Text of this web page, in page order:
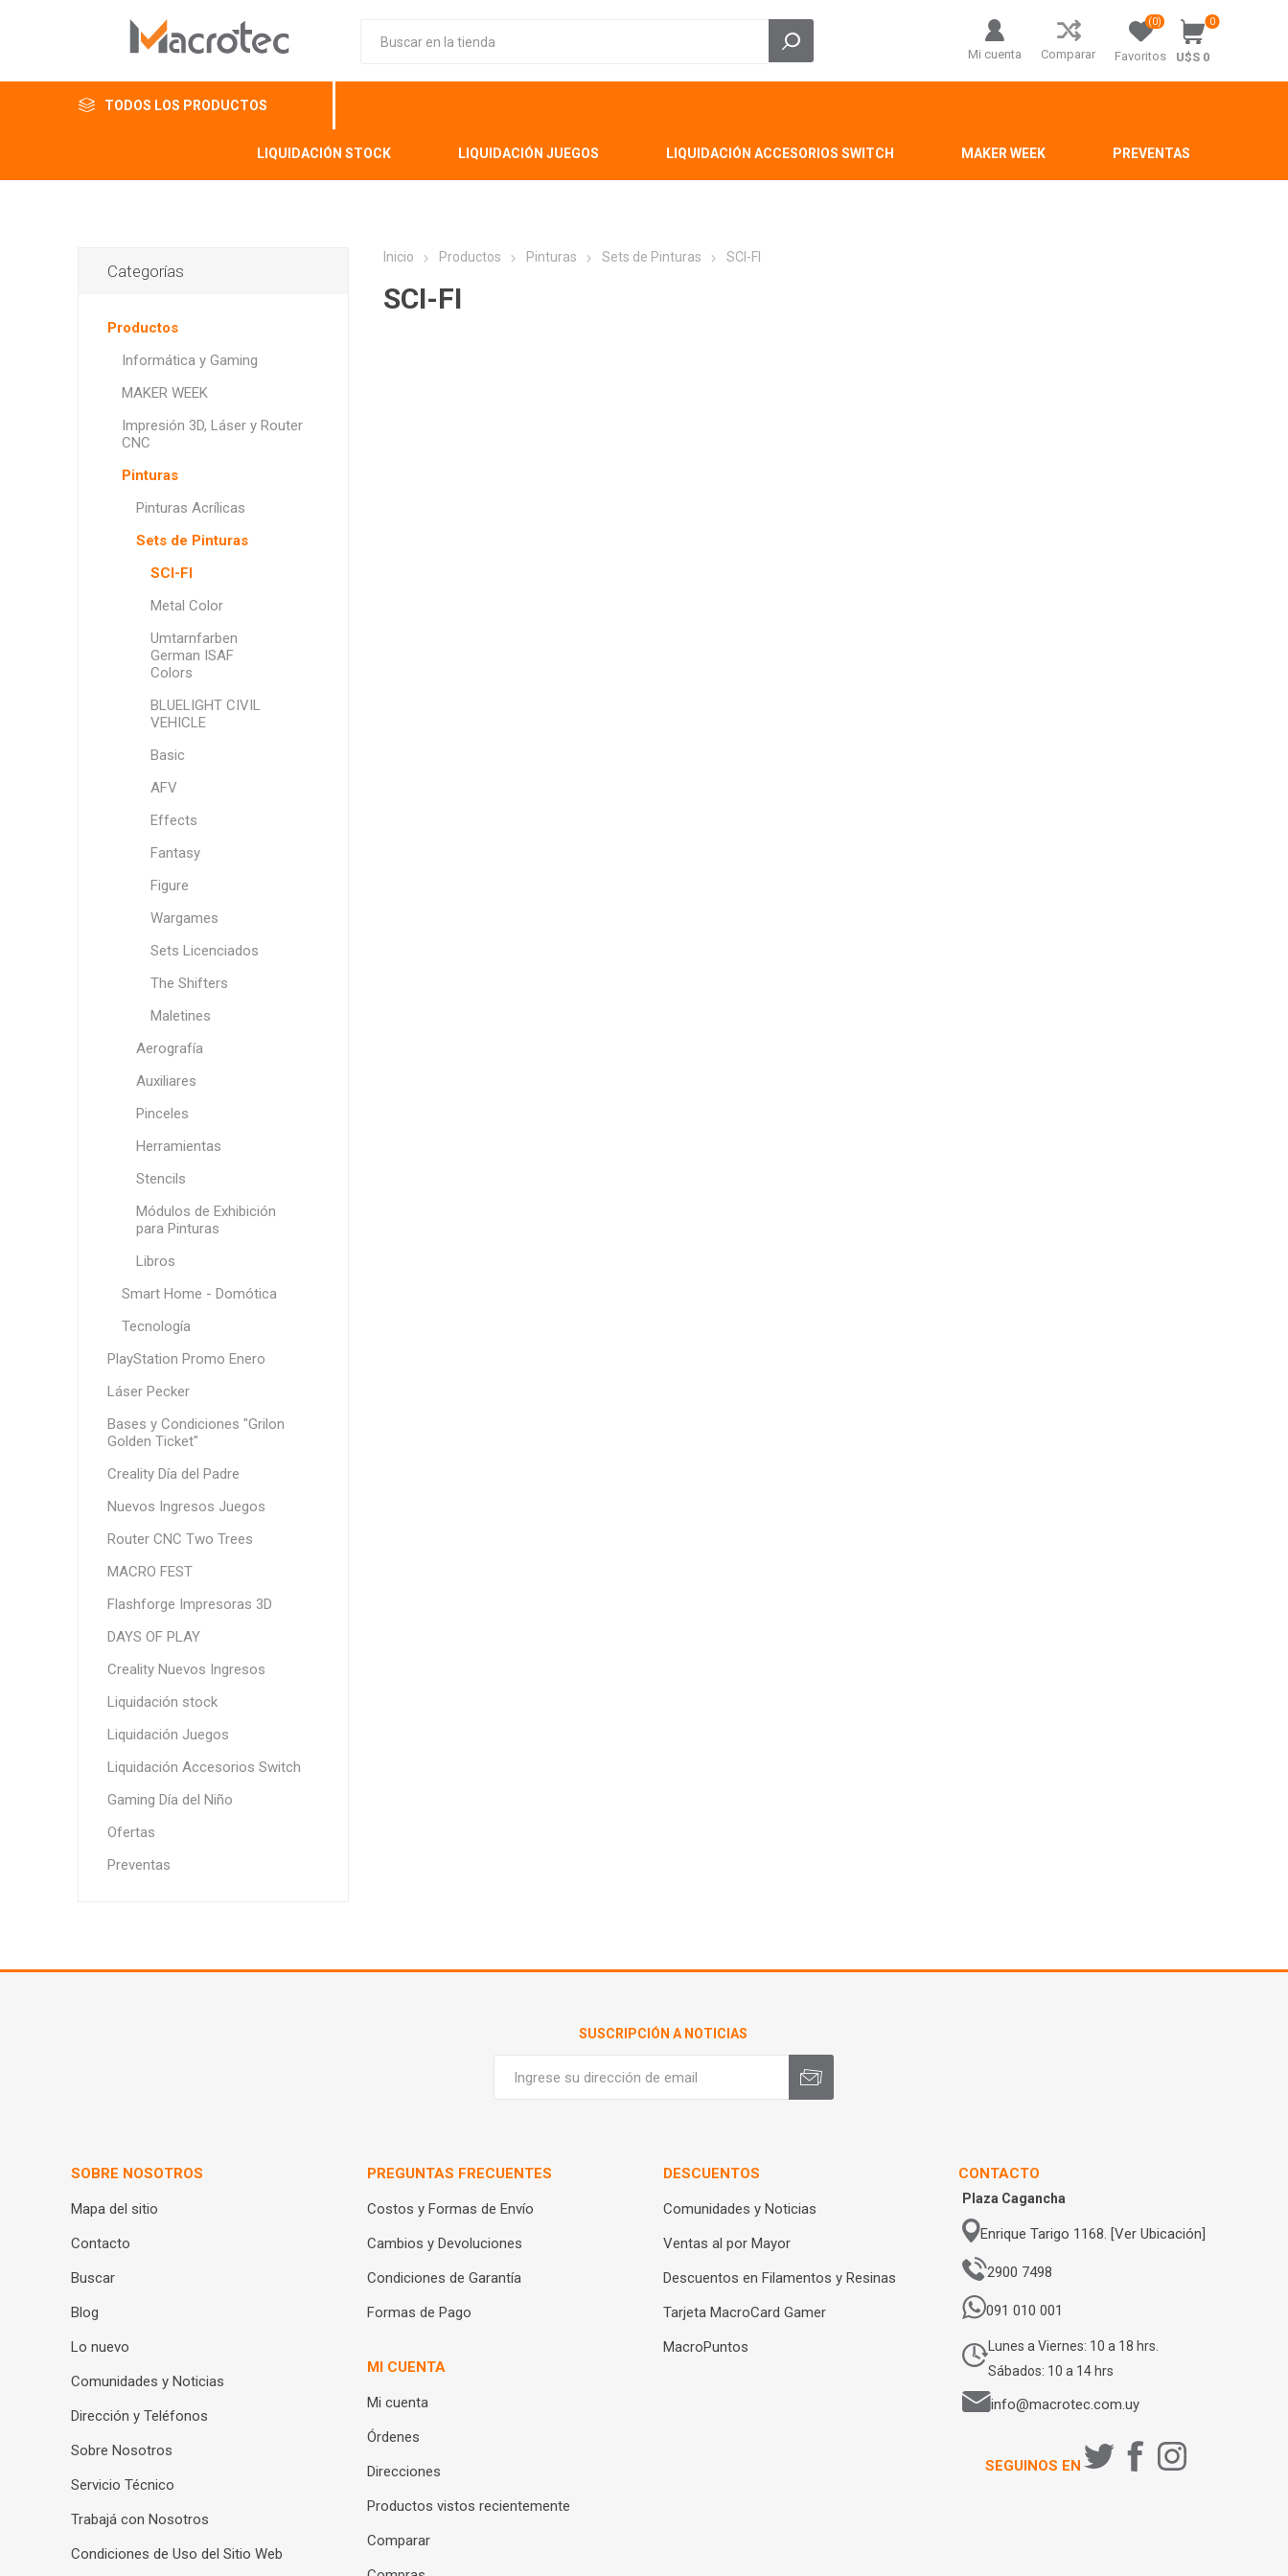
Mi cuenta Comparar Favoritos
(0) 0
U$S 0
TODOS LOS PRODUCTOS
LIQUIDACIÓN STOCK LIQUIDACIÓN JUEGOS LIQUIDACIÓN ACCESORIOS SWITCH MAKER WEEK PREVENTAS
Inicio Productos Pinturas Sets de Pinturas SCI-FI
SCI-FI
Categorías
Productos
Informática y Gaming
MAKER WEEK
Impresión 3D, Láser y Router
CNC
Pinturas
Pinturas Acrílicas
Sets de Pinturas
SCI-FI
Metal Color
Umtarnfarben
German ISAF
Colors
BLUELIGHT CIVIL
VEHICLE
Basic
AFV
Effects
Fantasy
Figure
Wargames
Sets Licenciados
The Shifters
Maletines
Aerografía
Auxiliares
Pinceles
Herramientas
Stencils
Módulos de Exhibición
para Pinturas
Libros
Smart Home - Domótica
Tecnología
PlayStation Promo Enero
Láser Pecker
Bases y Condiciones "Grilon
Golden Ticket"
Creality Día del Padre
Nuevos Ingresos Juegos
Router CNC Two Trees
MACRO FEST
Flashforge Impresoras 3D
DAYS OF PLAY
Creality Nuevos Ingresos
Liquidación stock
Liquidación Juegos
Liquidación Accesorios Switch
Gaming Día del Niño
Ofertas
Preventas
SUSCRIPCIÓN A NOTICIAS
SOBRE NOSOTROS
Mapa del sitio
Contacto
Buscar
Blog
Lo nuevo
Comunidades y Noticias
Dirección y Teléfonos
Sobre Nosotros
Servicio Técnico
Trabajá con Nosotros
Condiciones de Uso del Sitio Web
PREGUNTAS FRECUENTES
Costos y Formas de Envío
Cambios y Devoluciones
Condiciones de Garantía
Formas de Pago
MI CUENTA
Mi cuenta
Órdenes
Direcciones
Productos vistos recientemente
Comparar
DESCUENTOS
Comunidades y Noticias
Ventas al por Mayor
Descuentos en Filamentos y Resinas
Tarjeta MacroCard Gamer
MacroPuntos
CONTACTO
Plaza Cagancha
Enrique Tarigo 1168. [Ver Ubicación]
2900 7498
091 010 001
Lunes a Viernes: 10 a 18 hrs.
Sábados: 10 a 14 hrs
info@macrotec.com.uy
SEGUINOS EN